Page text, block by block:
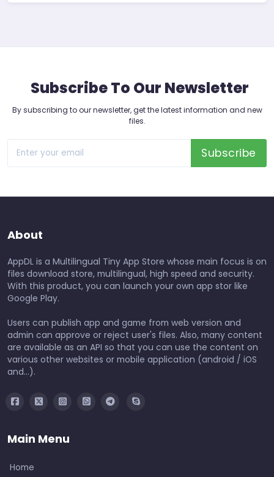
Subscribe To Our Newsletter
By subscribing to our newsletter, get the latest information and new
files.
Subscribe
About
AppDL is a Multilingual Tiny App Store whose main focus is on
files download store, multilingual, high speed and security.
With this product, you can launch your own app stor like
Google Play.
Users can publish app and game from web version and
admin can approve or reject user's files. Also, many content
are available as an API so that you can use the content on
various other websites or mobile application (android / iOS
and...).
Main Menu
Home